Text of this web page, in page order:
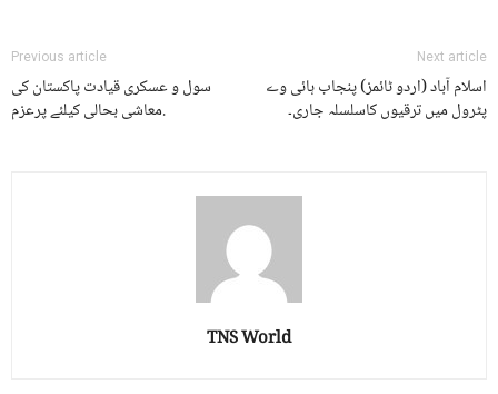
Previous article
سول و عسکری قیادت پاکستان کی
معاشی بحالی کیلئے پرعزم.
Next article
اسلام آباد (اردو ٹائمز) پنجاب ہائی وے
پٹرول میں ترقیوں کاسلسلہ جاری۔
TNS World